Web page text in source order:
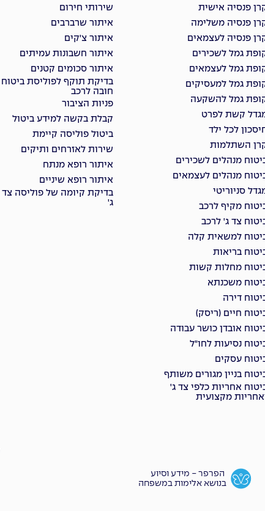
פנסיה אישית
פנסיה משלימה
פנסיה לעצמאים
גמל לשכירים
גמל לעצמאים
גמל למעסיקים
גמל להשקעה
קשת לפרט
לכל ילד
השתלמות
מנהלים לשכירים
מנהלים לעצמאים
סניוריטי
מקיף לרכב
צד ג' לרכב
למשאית קלה
בריאות
מחלות קשות
משכנתא
דירה
חיים (ריסק)
אובדן כושר עבודה
נסיעות לחו"ל
עסקים
בניין מגורים משותף
אחריות כלפי צד ג'
מקצועית
שירותי חירום
איתור שרברבים
איתור צ'קים
איתור חשבונות עמיתים
איתור סכומים קטנים
בדיקת תוקף לפוליסת ביטוח
חובה לרכב
פניות הציבור
קבלת בקשה למידע ביטול
ביטול פוליסה קיימת
שירות לאזרחים ותיקים
איתור רופא מנתח
איתור רופא שיניים
בדיקת קיומה של פוליסה צד
ג'
הפרפר - מידע וסיוע
בנושא אלימות במשפחה